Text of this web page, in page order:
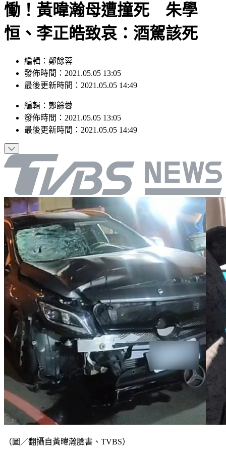
慟！黃暐瀚母遭撞死 朱學
恒、李正皓致哀：酒駕該死
編輯：鄭餘蓉
發佈時間：2021.05.05 13:05
最後更新時間：2021.05.05 14:49
編輯 ： 鄭餘蓉
發佈時間： 2021.05.05 13:05
最後更新時間： 2021.05.05 14:49
（圖／翻攝自黃暐瀚臉書、TVBS）